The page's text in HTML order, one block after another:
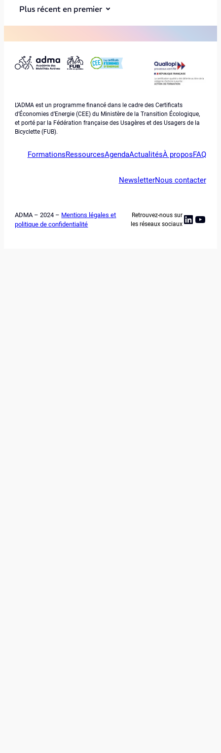
Plus récent en premier
L’ADMA est un programme financé dans le cadre des Certificats
d’Économies d’Energie (CEE) du Ministère de la Transition Écologique,
et porté par la Fédération française des Usagères et des Usagers de la
Bicyclette (FUB).
FormationsRessourcesAgendaActualitésÀ proposFAQ
NewsletterNous contacter
ADMA – 2024 – Mentions légales et
politique de confidentialité
Retrouvez-nous sur
les réseaux sociaux